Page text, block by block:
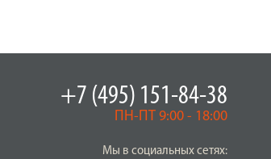
+7 (495) 151-84-38
ПН-ПТ 9:00 - 18:00
Мы в социальных сетях: